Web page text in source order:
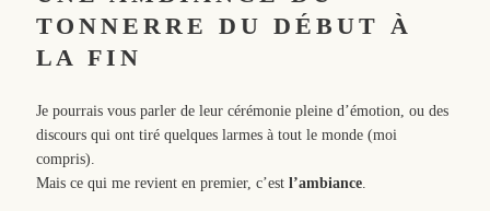
TONNERRE DU DÉBUT À
LA FIN
Je pourrais vous parler de leur cérémonie pleine d’émotion, ou des
discours qui ont tiré quelques larmes à tout le monde (moi
compris).
Mais ce qui me revient en premier, c’est l’ambiance.